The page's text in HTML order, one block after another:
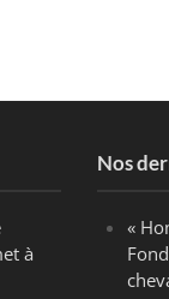
à
Nos
«